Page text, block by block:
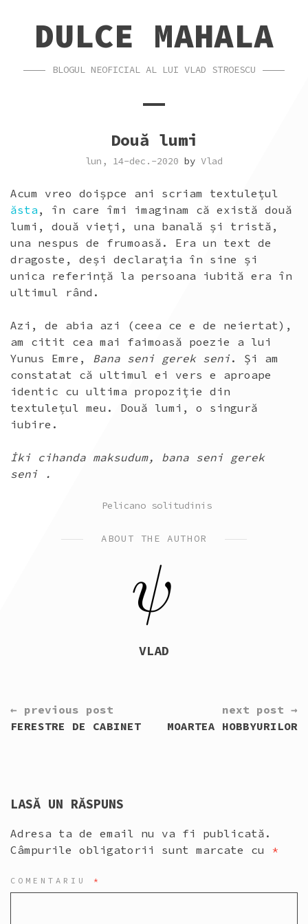
CONTENTDULCE MAHALA
BLOGUL NEOFICIAL AL LUI VLAD STROESCU
Două lumi
lun, 14-dec.-2020 by Vlad
Acum vreo doișpce ani scriam textulețul
ăsta , în care îmi imaginam că există două
lumi, două vieți, una banală și tristă,
una nespus de frumoasă. Era un text de
dragoste, deși declarația în sine și
unica referință la persoana iubită era în
ultimul rând.
Azi, de abia azi (ceea ce e de neiertat),
am citit cea mai faimoasă poezie a lui
Yunus Emre, Bana seni gerek seni. Și am
constatat că ultimul ei vers e aproape
identic cu ultima propoziție din
textulețul meu. Două lumi, o singură
iubire.
İki cihanda maksudum, bana seni gerek
seni .
POSTED
Pelicano solitudinis
ABOUT THE AUTHOR
VLAD
CONTINUE
READING
← previous post
FERESTRE DE CABINET
next post →
MOARTEA HOBBYURILOR
LASĂ UN RĂSPUNS
Adresa ta de email nu va fi publicată.
Câmpurile obligatorii sunt marcate cu *
COMENTARIU *